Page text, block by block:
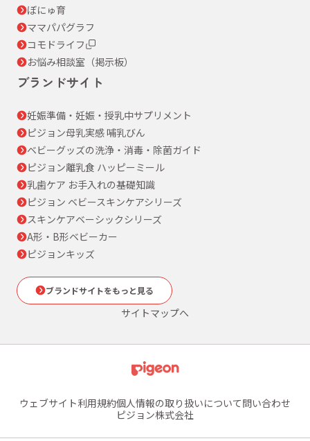
ぼにゅ育
ママパパグラフ
コモドライフ
お悩み相談室（掲示板）
ブランドサイト
妊娠準備・妊娠・授乳中サプリメント
ピジョン母乳実感 哺乳びん
ベビーグッズの洗浄・消毒・除菌ガイド
ピジョン離乳食 ハッピーミール
乳歯ケア お手入れの基礎知識
ピジョン ベビースキンケアシリーズ
スキンケアベーシックシリーズ
A形・B形ベビーカー
ピジョンキッズ
ブランドサイトをもっと見る
サイトマップへ
ウェブサイト利用規約個人情報の取り扱いについて問い合わせ
ピジョン株式会社